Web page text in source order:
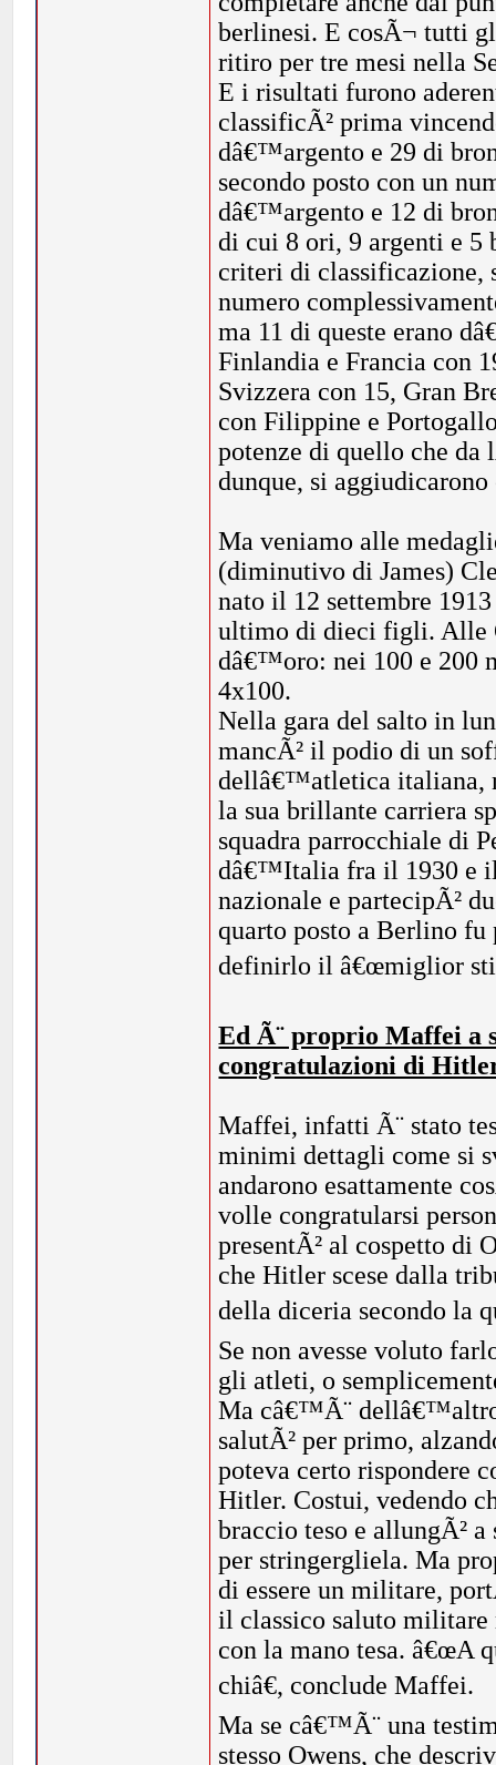
berlinesi. E cosÃ¬ tutti
ritiro per tre mesi nella
E i risultati furono
classificÃ² prima
dâ€™argento e 29 di
secondo posto con un
dâ€™argento e 12 di
di cui 8 ori, 9 argenti e 5
criteri di classificazione,
numero
ma 11 di queste erano
Finlandia e Francia con
Svizzera con 15, Gran
con Filippine e
potenze di quello che
dunque, si
Ma veniamo alle
(diminutivo di James)
nato il 12 settembre
ultimo di dieci figli. Alle
dâ€™oro: nei 100 e 200
4x100.
Nella gara del salto in
mancÃ² il podio di un
dellâ€™atletica italiana,
la sua brillante carriera
squadra parrocchiale di
dâ€™Italia fra il 1930 e
nazionale e partecipÃ²
quarto posto a Berlino fu
definirlo il â€œmiglior
Ed Ã¨ proprio Maffei a
congratulazioni di
Maffei, infatti Ã¨ stato
minimi dettagli come si
andarono esattamente
volle congratularsi
presentÃ² al cospetto di
che Hitler scese dalla
della diceria secondo la
Se non avesse voluto
gli atleti, o
Ma câ€™Ã¨
salutÃ² per primo,
poteva certo rispondere
Hitler. Costui, vedendo
braccio teso e allungÃ²
per stringergliela. Ma
di essere un militare,
il classico saluto militare
con la mano tesa. â€œA
chiâ€, conclude Maffei.
Ma se câ€™Ã¨ una
stesso Owens, che